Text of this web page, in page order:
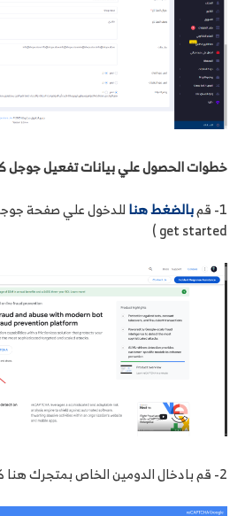
خطوات الحصول علي بيانات تفعيل جوجل
1- قم
بالضغط هناللدخول علي صفحة
get started )
2- قم بادخال الدومين الخاص بمتجرك هنا كما هوا موضح في الصور